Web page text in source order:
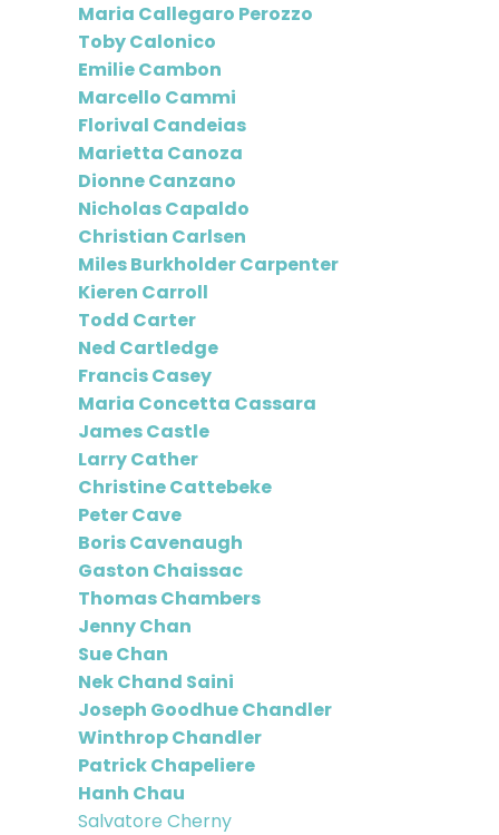
Maria Callegaro Perozzo
Toby Calonico
Emilie Cambon
Marcello Cammi
Florival Candeias
Marietta Canoza
Dionne Canzano
Nicholas Capaldo
Christian Carlsen
Miles Burkholder Carpenter
Kieren Carroll
Todd Carter
Ned Cartledge
Francis Casey
Maria Concetta Cassara
James Castle
Larry Cather
Christine Cattebeke
Peter Cave
Boris Cavenaugh
Gaston Chaissac
Thomas Chambers
Jenny Chan
Sue Chan
Nek Chand Saini
Joseph Goodhue Chandler
Winthrop Chandler
Patrick Chapeliere
Hanh Chau
Salvatore Cherny